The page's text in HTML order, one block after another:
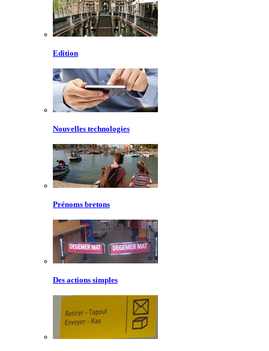
Edition
Nouvelles technologies
Prénoms bretons
Des actions simples